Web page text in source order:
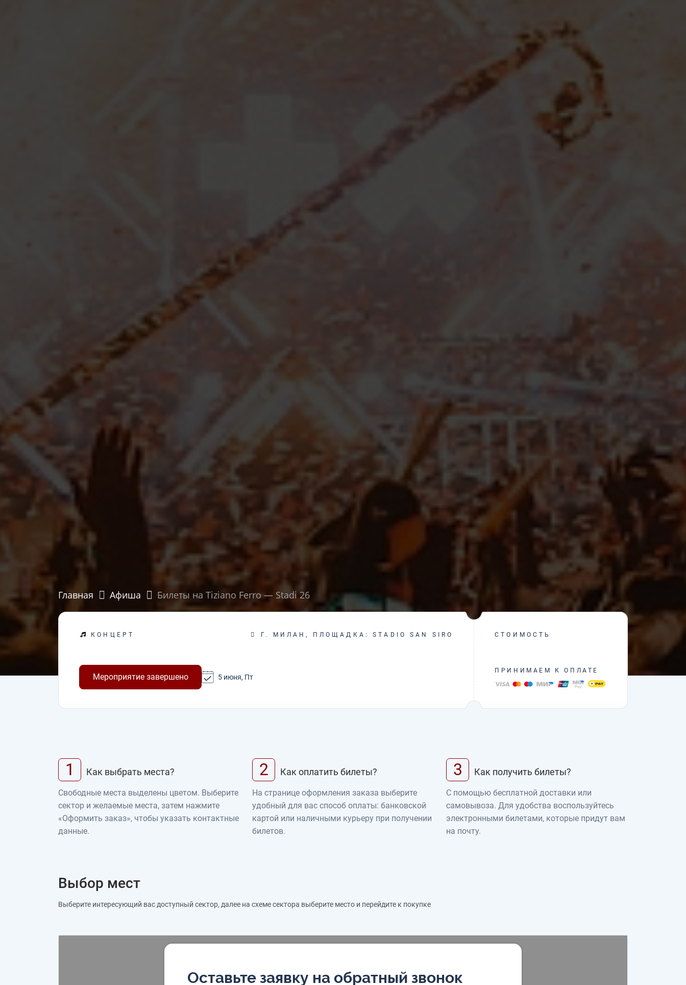
Главная Афиша Билеты на Tiziano Ferro — Stadi 26
КОНЦЕРТ Г. МИЛАН, ПЛОЩАДКА: STADIO SAN SIRO
Мероприятие завершено 5 июня, Пт
СТОИМОСТЬ
ПРИНИМАЕМ К ОПЛАТЕ
1 Как выбрать места?
Свободные места выделены цветом. Выберите
сектор и желаемые места, затем нажмите
«Оформить заказ», чтобы указать контактные
данные.
2 Как оплатить билеты?
На странице оформления заказа выберите
удобный для вас способ оплаты: банковской
картой или наличными курьеру при получении
билетов.
3 Как получить билеты?
С помощью бесплатной доставки или
самовывоза. Для удобства воспользуйтесь
электронными билетами, которые придут вам
на почту.
Выбор мест
Выберите интересующий вас доступный сектор, далее на схеме сектора выберите место и перейдите к покупке
Оставьте заявку на обратный звонок